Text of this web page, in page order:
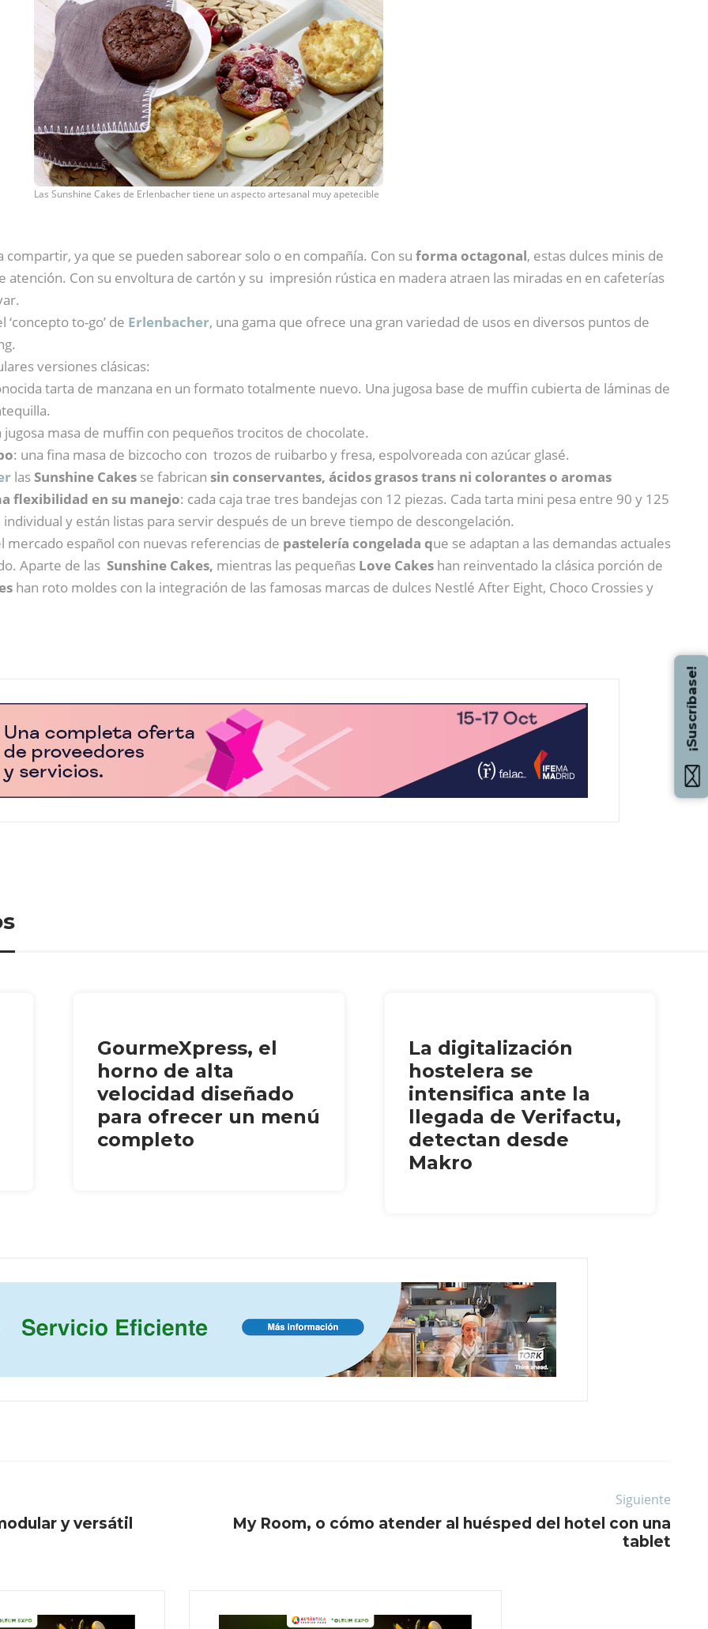
Las Sunshine Cakes de Erlenbacher tiene un aspecto artesanal muy apetecible
ya que se pueden saborear solo o en compañía. Con su forma octagonal, estas dulces minis de
atención. Con su envoltura de cartón y su impresión rústica en madera atraen las miradas en en cafeterías
to-go’ de Erlenbacher, una gama que ofrece una gran variedad de usos en diversos puntos de
versiones clásicas:
tarta de manzana en un formato totalmente nuevo. Una jugosa base de muffin cubierta de láminas de
jugosa masa de muffin con pequeños trocitos de chocolate.
: una fina masa de bizcocho con trozos de ruibarbo y fresa, espolvoreada con azúcar glasé.
lasSunshine Cakes se fabrican sin conservantes, ácidos grasos trans ni colorantes o aromas
flexibilidad en su manejo: cada caja trae tres bandejas con 12 piezas. Cada tarta mini pesa entre 90 y 125
y están listas para servir después de un breve tiempo de descongelación.
español con nuevas referencias de pastelería congelada que se adaptan a las demandas actuales
Aparte de las Sunshine Cakes, mientras las pequeñas Love Cakes han reinventado la clásica porción de
han roto moldes con la integración de las famosas marcas de dulces Nestlé After Eight, Choco Crossies y
GourmeXpress, el
horno de alta
velocidad diseñado
para ofrecer un menú
completo
La digitalización
hostelera se
intensifica ante la
llegada de Verifactu,
detectan desde
Makro
y versátil
Siguiente
My Room, o cómo atender al huésped del hotel con una
tablet
¡Suscríbase!